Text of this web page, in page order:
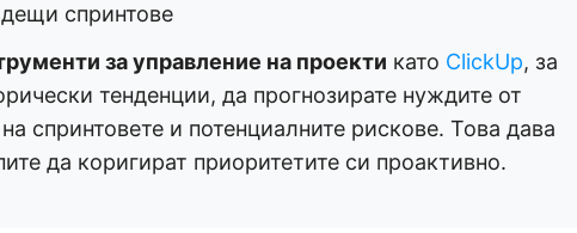
спринтове
за управление на проекти като ClickUp, за
тенденции, да прогнозирате нуждите от
спринтовете и потенциалните рискове. Това дава
да коригират приоритетите си проактивно.